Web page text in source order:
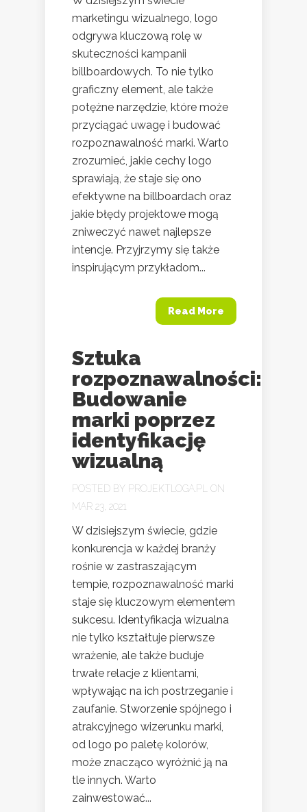
marketingu wizualnego, logo
odgrywa kluczową rolę w
skuteczności kampanii
billboardowych. To nie tylko
graficzny element, ale także
potężne narzędzie, które może
przyciągać uwagę i budować
rozpoznawalność marki. Warto
zrozumieć, jakie cechy logo
sprawiają, że staje się ono
efektywne na billboardach oraz
jakie błędy projektowe mogą
zniweczyć nawet najlepsze
intencje. Przyjrzymy się także
inspirującym przykładom...
Read More
Sztuka
rozpoznawalności:
Budowanie
marki poprzez
identyfikację
wizualną
POSTED BY PROJEKTLOGA.PL
ON
MAR 23, 2021
W dzisiejszym świecie, gdzie
konkurencja w każdej branży
rośnie w zastraszającym
tempie, rozpoznawalność marki
staje się kluczowym elementem
sukcesu. Identyfikacja wizualna
nie tylko kształtuje pierwsze
wrażenie, ale także buduje
trwałe relacje z klientami,
wpływając na ich postrzeganie i
zaufanie. Stworzenie spójnego i
atrakcyjnego wizerunku marki,
od logo po paletę kolorów,
może znacząco wyróżnić ją na
tle innych. Warto
zainwestować...